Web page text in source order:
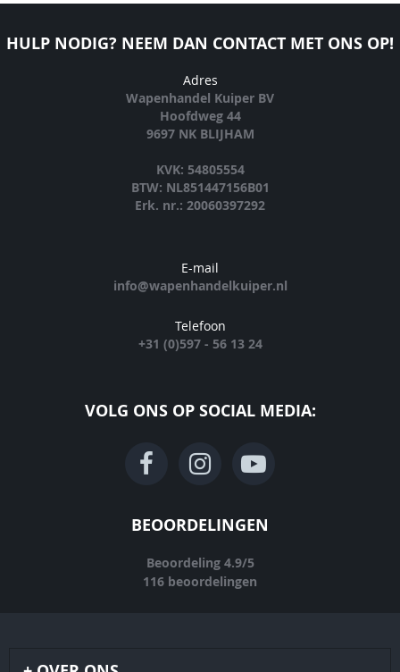
HULP NODIG? NEEM DAN CONTACT MET ONS OP!
Adres
Wapenhandel Kuiper BV
Hoofdweg 44
9697 NK BLIJHAM
KVK: 54805554
BTW: NL851447156B01
Erk. nr.: 20060397292
E-mail
info@wapenhandelkuiper.nl
Telefoon
+31 (0)597 - 56 13 24
VOLG ONS OP SOCIAL MEDIA:
BEOORDELINGEN
Beoordeling 4.9/5
116 beoordelingen